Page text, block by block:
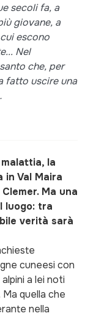
secoli fa, a
giovane, a
escono
Nel
che, per
fatto uscire una
la
in Val Maira
Ma una
luogo: tra
verità sarà
cuneesi con
a lei noti
quella che
nella